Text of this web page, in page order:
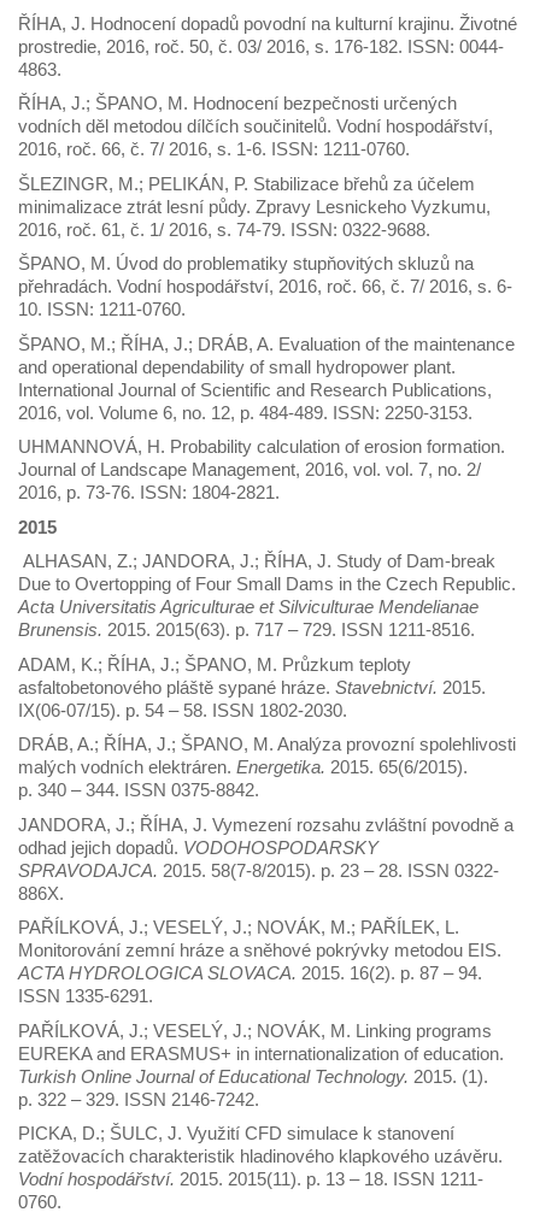
ŘÍHA, J. Hodnocení dopadů povodní na kulturní krajinu. Životné
prostredie, 2016, roč. 50, č. 03/ 2016, s. 176-182. ISSN: 0044-
4863.
ŘÍHA, J.; ŠPANO, M. Hodnocení bezpečnosti určených
vodních děl metodou dílčích součinitelů. Vodní hospodářství,
2016, roč. 66, č. 7/ 2016, s. 1-6. ISSN: 1211-0760.
ŠLEZINGR, M.; PELIKÁN, P. Stabilizace břehů za účelem
minimalizace ztrát lesní půdy. Zpravy Lesnickeho Vyzkumu,
2016, roč. 61, č. 1/ 2016, s. 74-79. ISSN: 0322-9688.
ŠPANO, M. Úvod do problematiky stupňovitých skluzů na
přehradách. Vodní hospodářství, 2016, roč. 66, č. 7/ 2016, s. 6-
10. ISSN: 1211-0760.
ŠPANO, M.; ŘÍHA, J.; DRÁB, A. Evaluation of the maintenance
and operational dependability of small hydropower plant.
International Journal of Scientific and Research Publications,
2016, vol. Volume 6, no. 12, p. 484-489. ISSN: 2250-3153.
UHMANNOVÁ, H. Probability calculation of erosion formation.
Journal of Landscape Management, 2016, vol. vol. 7, no. 2/
2016, p. 73-76. ISSN: 1804-2821.
2015
ALHASAN, Z.; JANDORA, J.; ŘÍHA, J. Study of Dam-break
Due to Overtopping of Four Small Dams in the Czech Republic.
Acta Universitatis Agriculturae et Silviculturae Mendelianae
Brunensis. 2015. 2015(63). p. 717 – 729. ISSN 1211-8516.
ADAM, K.; ŘÍHA, J.; ŠPANO, M. Průzkum teploty
asfaltobetonového pláště sypané hráze. Stavebnictví. 2015.
IX(06-07/15). p. 54 – 58. ISSN 1802-2030.
DRÁB, A.; ŘÍHA, J.; ŠPANO, M. Analýza provozní spolehlivosti
malých vodních elektráren. Energetika. 2015. 65(6/2015).
p. 340 – 344. ISSN 0375-8842.
JANDORA, J.; ŘÍHA, J. Vymezení rozsahu zvláštní povodně a
odhad jejich dopadů. VODOHOSPODARSKY
SPRAVODAJCA. 2015. 58(7-8/2015). p. 23 – 28. ISSN 0322-
886X.
PAŘÍLKOVÁ, J.; VESELÝ, J.; NOVÁK, M.; PAŘÍLEK, L.
Monitorování zemní hráze a sněhové pokrývky metodou EIS.
ACTA HYDROLOGICA SLOVACA. 2015. 16(2). p. 87 – 94.
ISSN 1335-6291.
PAŘÍLKOVÁ, J.; VESELÝ, J.; NOVÁK, M. Linking programs
EUREKA and ERASMUS+ in internationalization of education.
Turkish Online Journal of Educational Technology. 2015. (1).
p. 322 – 329. ISSN 2146-7242.
PICKA, D.; ŠULC, J. Využití CFD simulace k stanovení
zatěžovacích charakteristik hladinového klapkového uzávěru.
Vodní hospodářství. 2015. 2015(11). p. 13 – 18. ISSN 1211-
0760.